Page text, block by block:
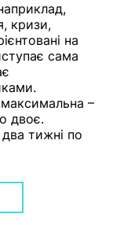
кризи,
на
сама
максимальна –
двоє.
два тижні по